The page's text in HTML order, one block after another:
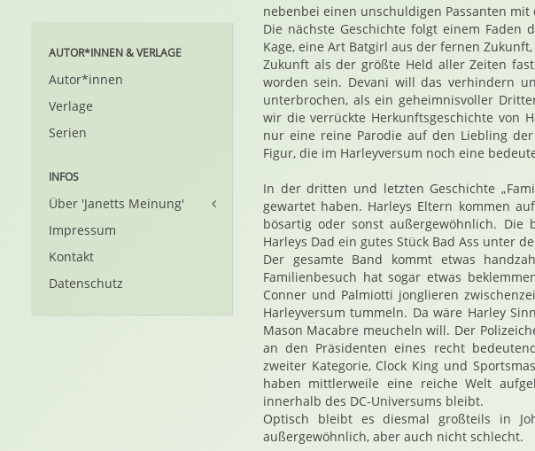
nebenbei einen unschuldigen Passanten
Die nächste Geschichte folgt einem Faden
Kage, eine Art Batgirl aus der fernen
Zukunft als der größte Held aller Zeiten
worden sein. Devani will das verhindern
unterbrochen, als ein geheimnisvoller
wir die verrückte Herkunftsgeschichte von
nur eine reine Parodie auf den Liebling
Figur, die im Harleyversum noch eine
In der dritten und letzten Geschichte
gewartet haben. Harleys Eltern kommen
bösartig oder sonst außergewöhnlich.
Harleys Dad ein gutes Stück Bad Ass unter
Der gesamte Band kommt etwas
Familienbesuch hat sogar etwas
Conner und Palmiotti jonglieren
Harleyversum tummeln. Da wäre Harley
Mason Macabre meucheln will. Der
an den Präsidenten eines recht
zweiter Kategorie, Clock King und
haben mittlerweile eine reiche Welt
innerhalb des DC-Universums bleibt.
Optisch bleibt es diesmal großteils in
außergewöhnlich, aber auch nicht schlecht.
AUTOR*INNEN & VERLAGE
Autor*innen
Verlage
Serien
INFOS
Über 'Janetts Meinung'
Impressum
Kontakt
Datenschutz